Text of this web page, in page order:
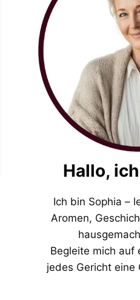
Hallo,
Ich bin Sophia –
Aromen,
Begleite mich auf
jedes Gericht eine